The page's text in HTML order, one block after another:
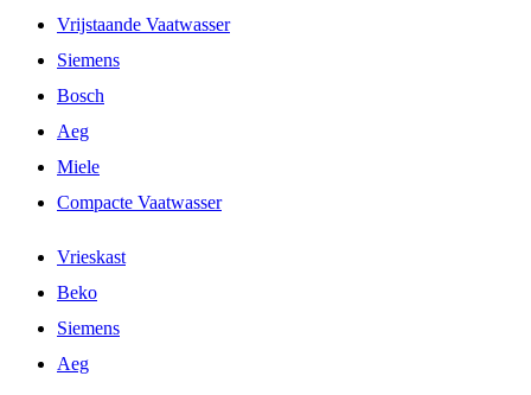
Vrijstaande Vaatwasser
Siemens
Bosch
Aeg
Miele
Compacte Vaatwasser
Vrieskast
Beko
Siemens
Aeg